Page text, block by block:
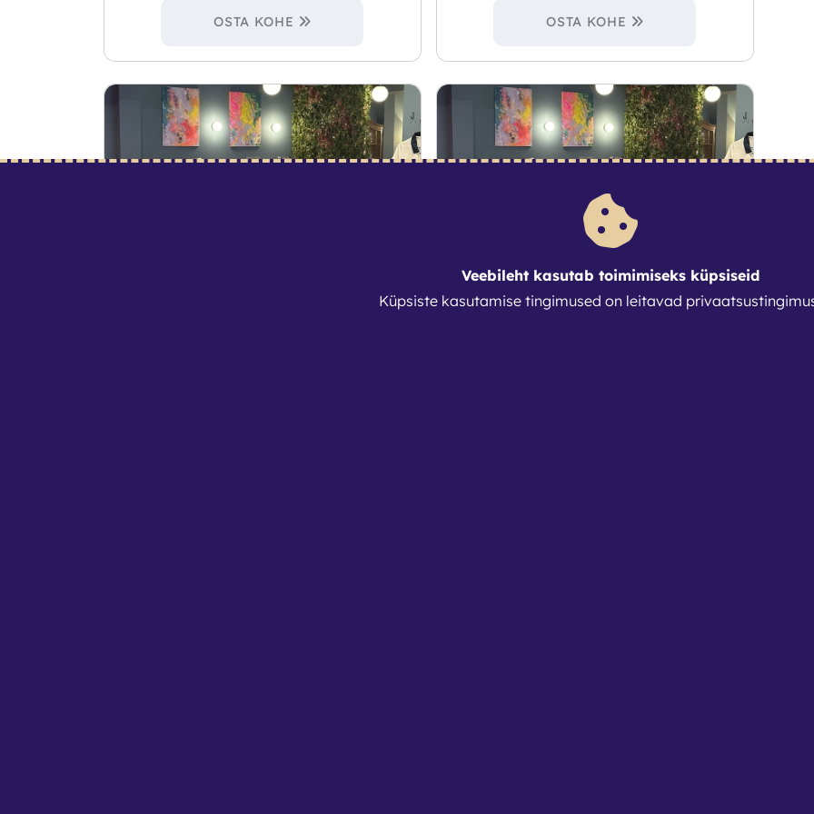
OSTA KOHE OSTA KOHE
Veebileht kasutab toimimiseks küpsiseid
Küpsiste kasutamise tingimused on leitavad